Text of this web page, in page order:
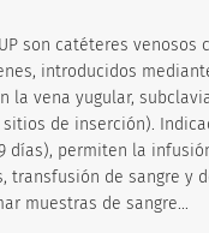
son catéteres venosos
introducidos
la vena yugular,
de inserción).
días), permiten la
transfusión de sangre y
muestras de sangre...